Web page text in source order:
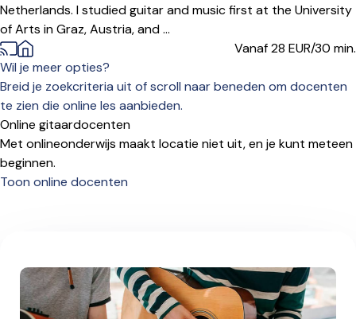
Netherlands. I studied guitar and music first at the University
of Arts in Graz, Austria, and ...
Vanaf 28 EUR/30 min.
Wil je meer opties?
Breid je zoekcriteria uit of scroll naar beneden om docenten
te zien die online les aanbieden.
Online gitaardocenten
Met onlineonderwijs maakt locatie niet uit, en je kunt meteen
beginnen.
Toon online docenten